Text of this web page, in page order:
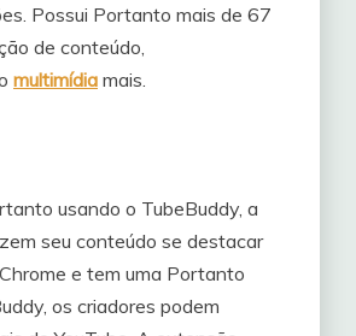
Possui Portanto mais de 67
de conteúdo,
multimídia mais.
usando o TubeBuddy, a
seu conteúdo se destacar
e tem uma Portanto
os criadores podem